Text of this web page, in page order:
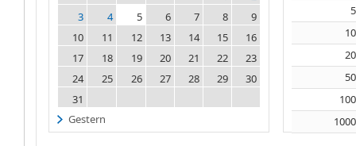
3
4 5 6 7 8
9
10
11 12 13 14 15
16
17
18 19 20 21 22
23
24
25 26 27 28 29
30
31
Gestern